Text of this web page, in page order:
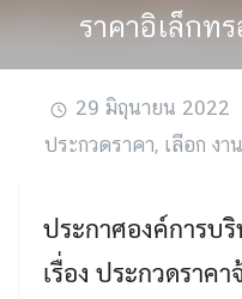
ราคาอิเล็กท
29 มิถุนายน 2022
ประกวดราคา, เลือก งา
ประกาศองค์การบริ
เรื่อง ประกวดราค